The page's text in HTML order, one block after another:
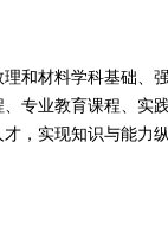
材料学科基础、
专业教育课程、实
，实现知识与能力